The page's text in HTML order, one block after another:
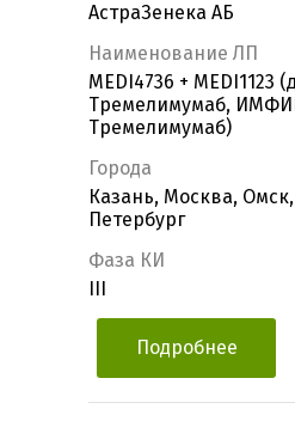
АстраЗенека АБ
Наименование ЛП
MEDI4736 + MEDI1123
Тремелимумаб,
Тремелимумаб)
Города
Казань, Москва,
Петербург
Фаза КИ
Подробнее